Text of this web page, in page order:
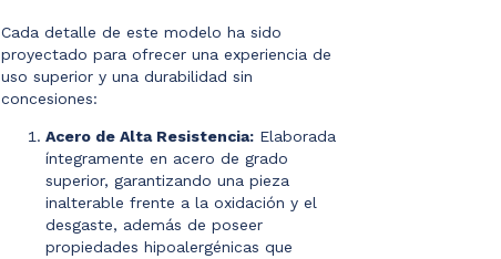
Cada detalle de este modelo ha sido
proyectado para ofrecer una experiencia de
uso superior y una durabilidad sin
concesiones:
Acero de Alta Resistencia: Elaborada
íntegramente en acero de grado
superior, garantizando una pieza
inalterable frente a la oxidación y el
desgaste, además de poseer
propiedades hipoalergénicas que